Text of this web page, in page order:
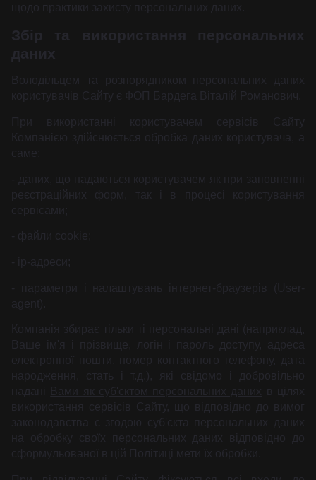
щодо практики захисту персональних даних.
Збір та використання персональних
даних
Володільцем та розпорядником персональних даних
користувачів Сайту є ФОП Бардега Віталій Романович.
При використанні користувачем сервісів Сайту
Компанією здійснюється обробка даних користувача, а
саме:
- даних, що надаються користувачем як при заповненні
реєстраційних форм, так і в процесі користування
сервісами;
- файли cookie;
- ір-адреси;
- параметри і налаштувань інтернет-браузерів (User-
agent).
Компанія збирає тільки ті персональні дані (наприклад,
Ваше ім'я і прізвище, логін і пароль доступу, адреса
електронної пошти, номер контактного телефону, дата
народження, стать і т.д.), які свідомо і добровільно
надані
Вами як суб'єктом персональних даних
в цілях
використання сервісів Сайту, що відповідно до вимог
законодавства є згодою суб'єкта персональних даних
на обробку своїх персональних даних відповідно до
сформульованої в цій Політиці мети їх обробки.